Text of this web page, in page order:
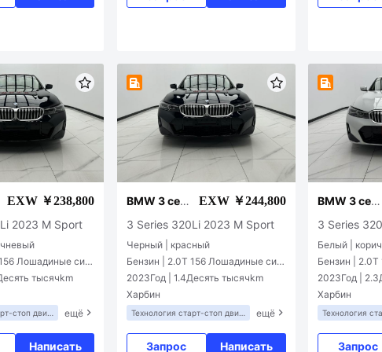
выходе из
Система
EXW ￥238,800
2023 M Sport
Лошадиные сил
тысячkm
стоп двиг
ещё
Написать
BMW 3 сер
ии
EXW ￥244,800
3 Series 320Li 2023 M Sport
Черный | красный
Бензин | 2.0T 156 Лошадиные сил
ы L4
2023Год | 1.4Десять тысячkm
Харбин
Технология старт-стоп двиг
ещё
Запрос Написать
BMW 3 сер
ии
3 Series
Белый |
Бензин |
ы L4
2023Год |
Харбин
Технология
Запрос